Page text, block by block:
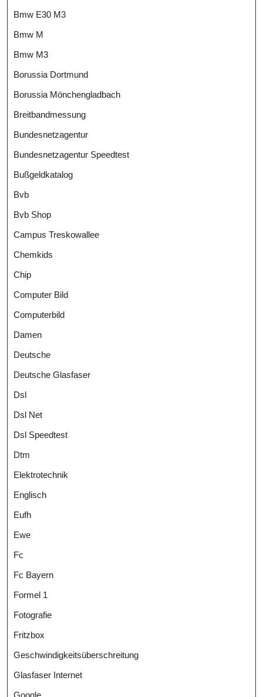
Bmw E30 M3
Bmw M
Bmw M3
Borussia Dortmund
Borussia Mönchengladbach
Breitbandmessung
Bundesnetzagentur
Bundesnetzagentur Speedtest
Bußgeldkatalog
Bvb
Bvb Shop
Campus Treskowallee
Chemkids
Chip
Computer Bild
Computerbild
Damen
Deutsche
Deutsche Glasfaser
Dsl
Dsl Net
Dsl Speedtest
Dtm
Elektrotechnik
Englisch
Eufh
Ewe
Fc
Fc Bayern
Formel 1
Fotografie
Fritzbox
Geschwindigkeitsüberschreitung
Glasfaser Internet
Google